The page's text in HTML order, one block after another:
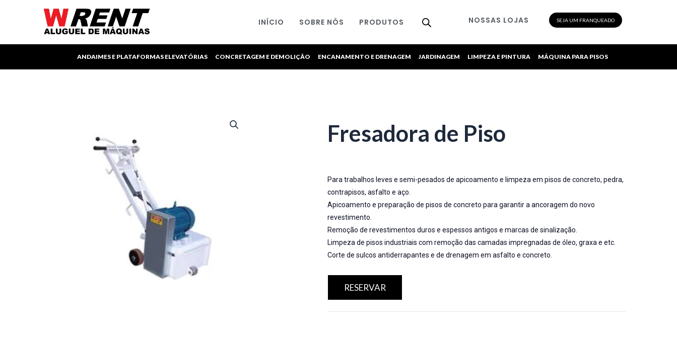
conteúdo
INÍCIO SOBRE NÓS PRODUTOS NOSSAS LOJAS SEJA UM FRANQUEADO
ANDAIMES E PLATAFORMAS ELEVATÓRIAS CONCRETAGEM E DEMOLIÇÃO ENCANAMENTO E DRENAGEM JARDINAGEM LIMPEZA E PINTURA MÁQUINA PARA PISOS
Fresadora de Piso
Para trabalhos leves e semi-pesados de apicoamento e limpeza em pisos de concreto, pedra,
contrapisos, asfalto e aço.
Apicoamento e preparação de pisos de concreto para garantir a ancoragem do novo
revestimento.
Remoção de revestimentos duros e espessos antigos e marcas de sinalização.
Limpeza de pisos industriais com remoção das camadas impregnadas de óleo, graxa e etc.
Corte de sulcos antiderrapantes e de drenagem em asfalto e concreto.
RESERVAR